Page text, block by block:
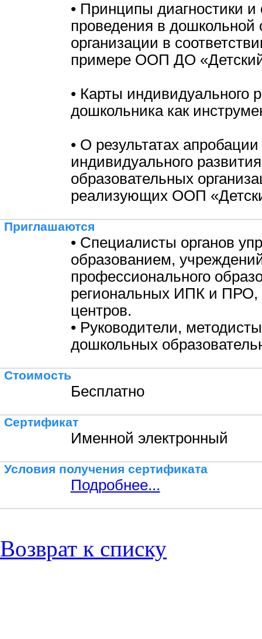
• Принципы диагностики и
проведения в дошкольной
организации в
примере ООП ДО
• Карты индивидуального
дошкольника как
• О результатах апробации
индивидуального
образовательных
реализующих ООП
Приглашаются
• Специалисты органов
образованием,
профессионального
региональных ИПК и ПРО,
центров.
• Руководители,
дошкольных
Стоимость
Бесплатно
Сертификат
Именной электронный
Условия получения сертификата
Подробнее...
Возврат к списку